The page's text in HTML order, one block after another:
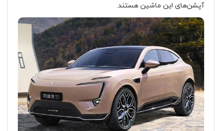
آپشن‌های این ماشین هستند.